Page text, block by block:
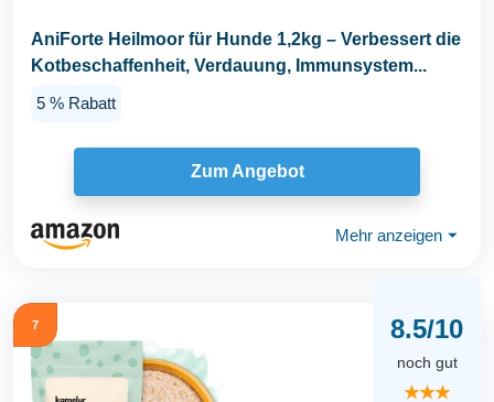
AniForte Heilmoor für Hunde 1,2kg – Verbessert die
Kotbeschaffenheit, Verdauung, Immunsystem...
5 % Rabatt
Zum Angebot
Mehr anzeigen ⏷
7 8.5/10
noch gut
★★★